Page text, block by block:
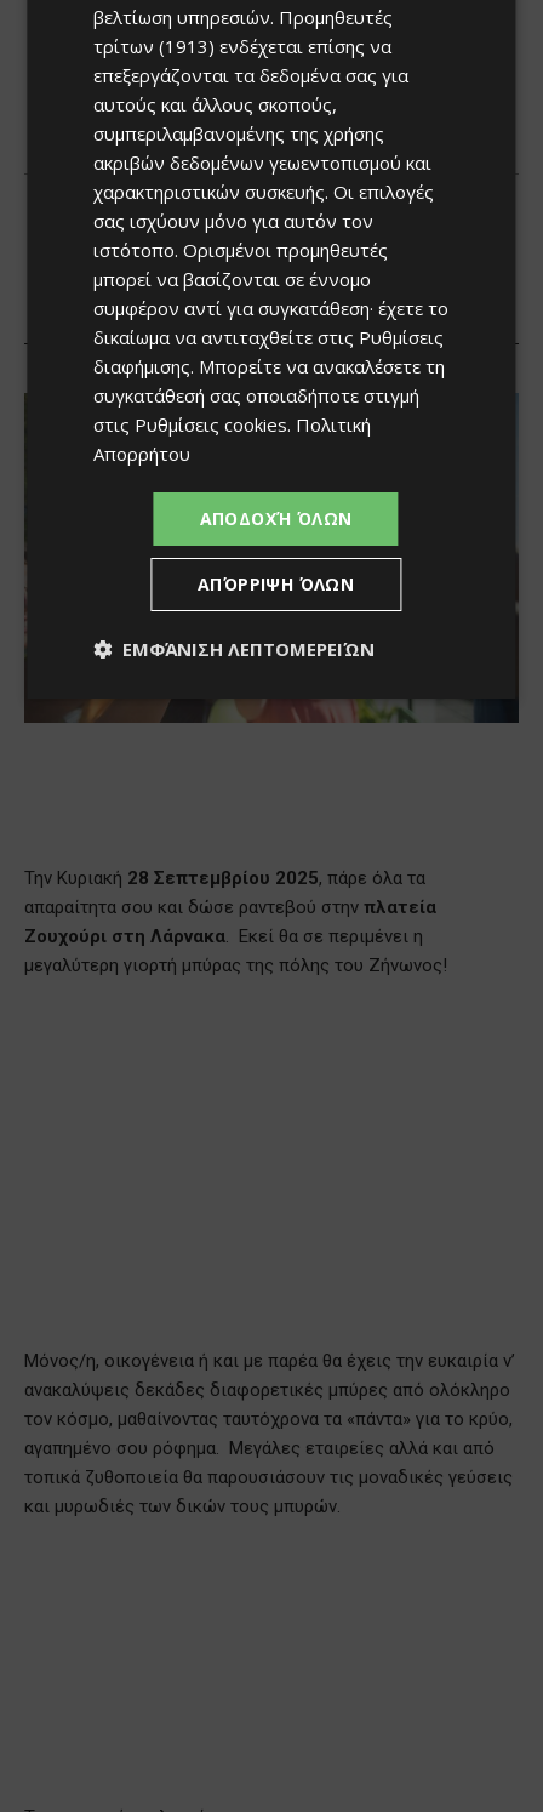
βελτίωση υπηρεσιών. Προμηθευτές
τρίτων (1913) ενδέχεται επίσης να
επεξεργάζονται τα δεδομένα σας για
αυτούς και άλλους σκοπούς,
συμπεριλαμβανομένης της χρήσης
ακριβών δεδομένων γεωεντοπισμού και
χαρακτηριστικών συσκευής. Οι επιλογές
σας ισχύουν μόνο για αυτόν τον
ιστότοπο. Ορισμένοι προμηθευτές
μπορεί να βασίζονται σε έννομο
συμφέρον αντί για συγκατάθεση· έχετε το
δικαίωμα να αντιταχθείτε στις Ρυθμίσεις
διαφήμισης. Μπορείτε να ανακαλέσετε τη
συγκατάθεσή σας οποιαδήποτε στιγμή
στις Ρυθμίσεις cookies. Πολιτική
Απορρήτου
ΑΠΟΔΟΧΉ ΌΛΩΝ
ΑΠΌΡΡΙΨΗ ΌΛΩΝ
ΕΜΦΆΝΙΣΗ ΛΕΠΤΟΜΕΡΕΙΏΝ